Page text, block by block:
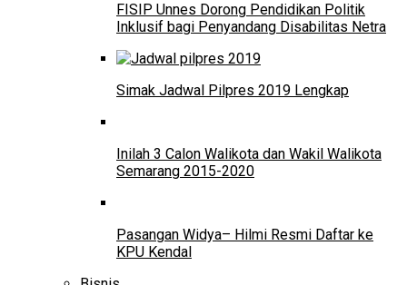
FISIP Unnes Dorong Pendidikan Politik
Inklusif bagi Penyandang Disabilitas Netra
Simak Jadwal Pilpres 2019 Lengkap
Inilah 3 Calon Walikota dan Wakil Walikota
Semarang 2015-2020
Pasangan Widya– Hilmi Resmi Daftar ke
KPU Kendal